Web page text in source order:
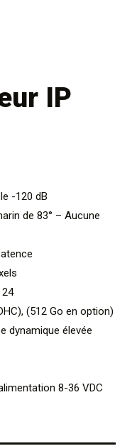
IP
-120 dB
de 83° – Aucune
(512 Go en option)
dynamique élevée
8-36 VDC